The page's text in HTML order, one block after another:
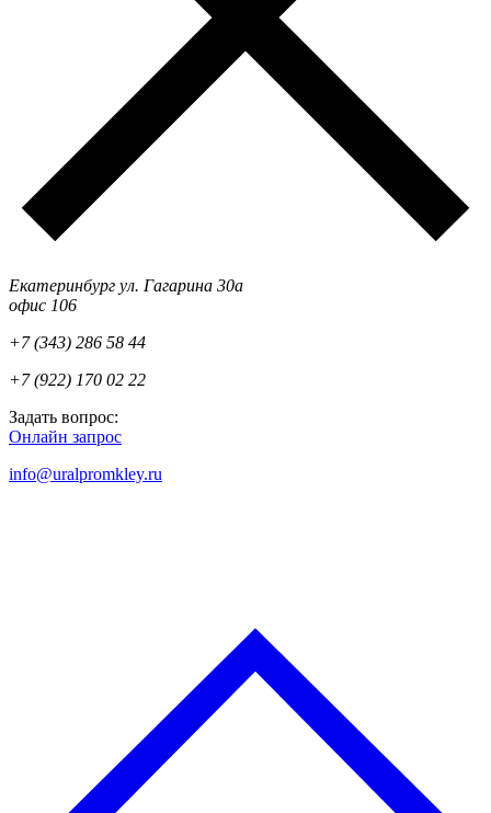
Екатеринбург ул. Гагарина 30а
офис 106
+7 (343) 286 58 44
+7 (922) 170 02 22
Задать вопрос:
Онлайн запрос
info@uralpromkley.ru